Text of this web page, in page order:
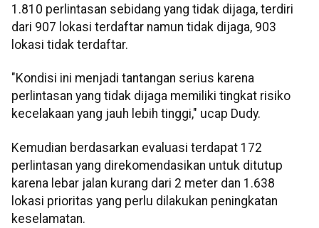
1.810 perlintasan sebidang yang tidak dijaga, terdiri
dari 907 lokasi terdaftar namun tidak dijaga, 903
lokasi tidak terdaftar.
"Kondisi ini menjadi tantangan serius karena
perlintasan yang tidak dijaga memiliki tingkat risiko
kecelakaan yang jauh lebih tinggi," ucap Dudy.
Kemudian berdasarkan evaluasi terdapat 172
perlintasan yang direkomendasikan untuk ditutup
karena lebar jalan kurang dari 2 meter dan 1.638
lokasi prioritas yang perlu dilakukan peningkatan
keselamatan.